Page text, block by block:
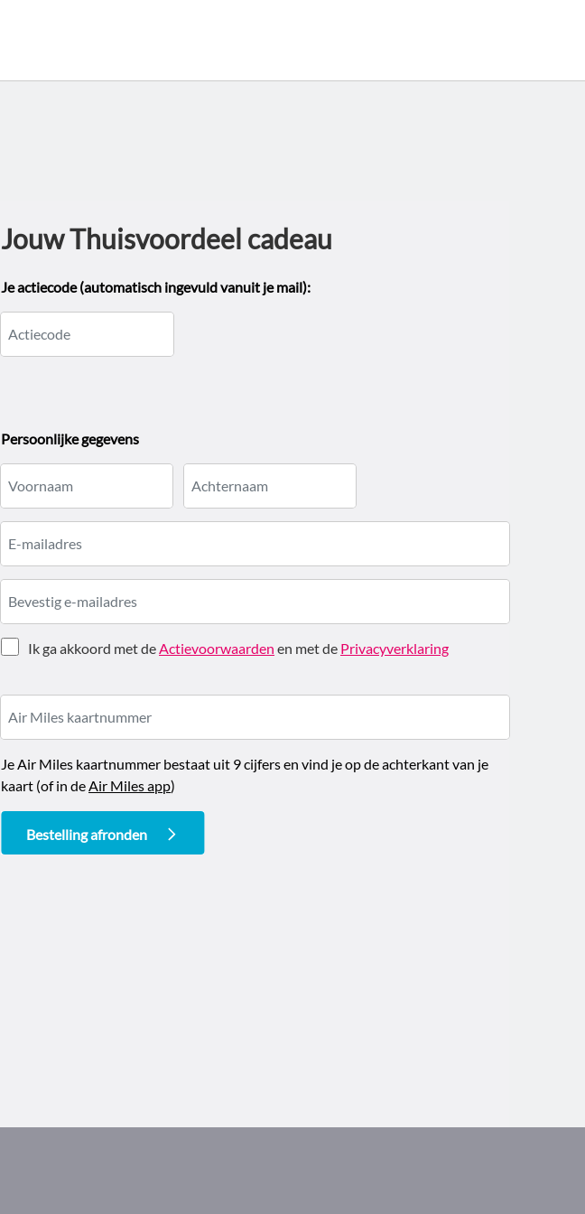
Jouw Thuisvoordeel cadeau
Je actiecode (automatisch ingevuld vanuit je mail):
Persoonlijke gegevens
Ik ga akkoord met deActievoorwaarden en met de Privacyverklaring
Je Air Miles kaartnummer bestaat uit 9 cijfers en vind je op de achterkant van je
kaart (of in deAir Miles app)
Bestelling afronden